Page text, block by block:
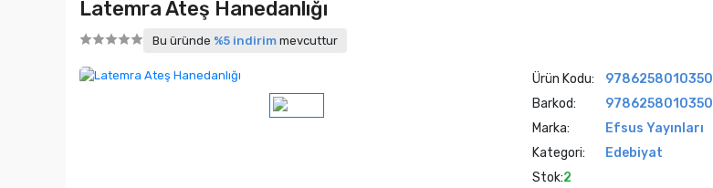
Latemra Ateş Hanedanlığı
Bu üründe %5 indirim mevcuttur
Ürün Kodu:
9786258010350
Barkod:
9786258010350
Marka:
Efsus Yayınları
Kategori:
Edebiyat
Stok:2